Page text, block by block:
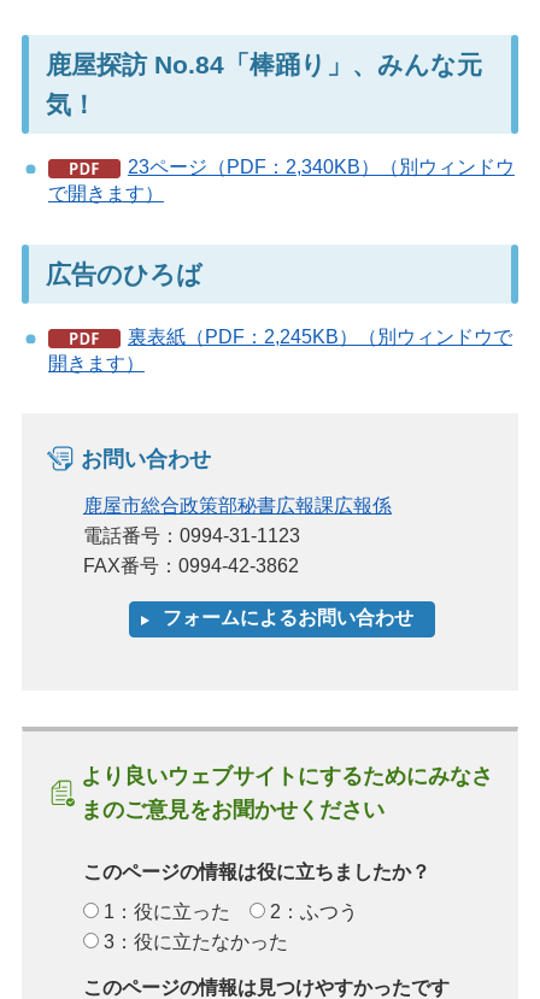
鹿屋探訪 No.84「棒踊り」、みんな元
気！
23ページ（PDF：2,340KB）（別ウィンドウ
で開きます）
広告のひろば
裏表紙（PDF：2,245KB）（別ウィンドウで
開きます）
お問い合わせ
鹿屋市総合政策部秘書広報課広報係
電話番号：0994-31-1123
FAX番号：0994-42-3862
より良いウェブサイトにするためにみなさ
まのご意見をお聞かせください
このページの情報は役に立ちましたか？
1：役に立った
2：ふつう
3：役に立たなかった
このページの情報は見つけやすかったです